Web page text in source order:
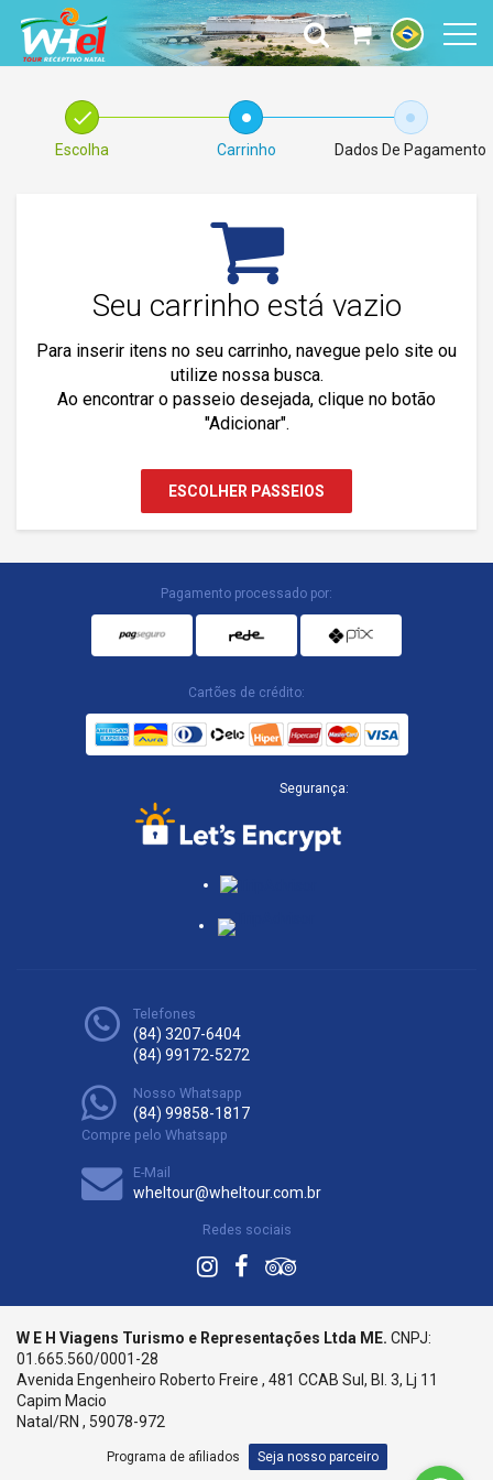
check
Escolha
fiber_manual_record
Carrinho
fiber_manual_record
Dados De Pagamento
Seu carrinho está vazio
Para inserir itens no seu carrinho, navegue pelo site ou
utilize nossa busca.
Ao encontrar o passeio desejada, clique no botão
"Adicionar".
ESCOLHER PASSEIOS
Pagamento processado por:
Cartões de crédito:
Segurança:
Telefones
(84) 3207-6404
(84) 99172-5272
Nosso Whatsapp
(84) 99858-1817
Compre pelo Whatsapp
E-Mail
wheltour@wheltour.com.br
Redes sociais
W E H Viagens Turismo e Representações Ltda ME. CNPJ:
01.665.560/0001-28
Avenida Engenheiro Roberto Freire , 481 CCAB Sul, Bl. 3, Lj 11
Capim Macio
Natal/RN , 59078-972
Programa de afiliados Seja nosso parceiro